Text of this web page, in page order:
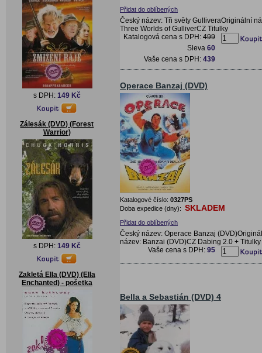
s DPH: 149 Kč
Zálesák (DVD) (Forest
Warrior)
s DPH: 149 Kč
Zakletá Ella (DVD) (Ella
Enchanted) - pošetka
Přidat do oblíbených
Český název: Tři světy GulliveraOriginální
Three Worlds of GulliverCZ Titulky
Katalogová cena s DPH: 499
Sleva 60
Vaše cena s DPH: 439
Operace Banzaj (DVD)
Katalogové číslo: 0327PS
Doba expedice (dny): SKLADEM
Přidat do oblíbených
Český název: Operace Banzaj
název: Banzai (DVD)CZ Dabing 2.0 + Titulky
Vaše cena s DPH: 95
Bella a Sebastián (DVD) 4